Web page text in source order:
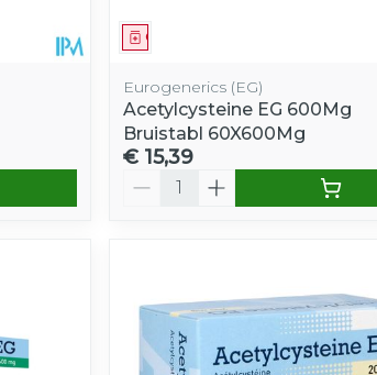
Geneesmiddel
Eurogenerics (EG)
Acetylcysteine EG 600Mg
Bruistabl 60X600Mg
€ 15,39
Aantal